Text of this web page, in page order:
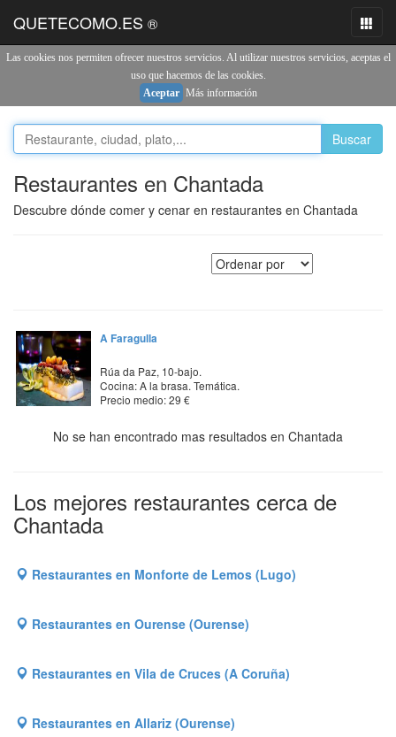
Las cookies nos permiten ofrecer nuestros servicios. Al utilizar nuestros servicios, aceptas el
uso que hacemos de las cookies.
Aceptar Más información
QUETECOMO.ES ®
Buscar
Restaurantes en Chantada
Descubre dónde comer y cenar en restaurantes en Chantada
A Faragulla
Rúa da Paz, 10-bajo.
Cocina: A la brasa. Temática.
Precio medio: 29 €
No se han encontrado mas resultados en Chantada
Los mejores restaurantes cerca de
Chantada
Restaurantes en Monforte de Lemos (Lugo)
Restaurantes en Ourense (Ourense)
Restaurantes en Vila de Cruces (A Coruña)
Restaurantes en Allariz (Ourense)